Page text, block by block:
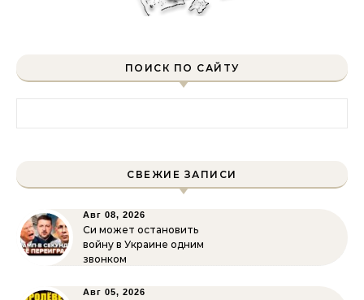
ПОИСК ПО САЙТУ
СВЕЖИЕ ЗАПИСИ
Авг 08, 2026
Си может остановить
войну в Украине одним
звонком
Авг 05, 2026